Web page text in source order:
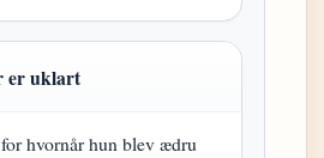
er uklart
hvornår hun blev ædru